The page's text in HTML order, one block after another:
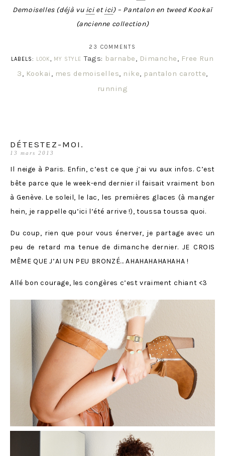
Demoiselles (déjà vu icietici) – Pantalon en tweed Kookaï
(ancienne collection)
23 COMMENTS
LABELS:
LOOK, MY STYLE Tags: barnabe, Dimanche, Free Run
3, Kookai , mes demoiselles, nike, pantalon carotte,
running
DÉTESTEZ-MOI.
13 mars 2013
Il neige à Paris. Enfin, c’est ce que j’ai vu aux infos. C’est
bête parce que le week-end dernier il faisait vraiment bon
à Genève. Le soleil, le lac, les premières glaces (à manger
hein, je rappelle qu’ici l’été arrive !), toussa toussa quoi.
Du coup, rien que pour vous énerver, je partage avec un
peu de retard ma tenue de dimanche dernier. JE CROIS
MÊME QUE J’AI UN PEU BRONZÉ… AHAHAHAHAHAHA !
Allé bon courage, les congères c’est vraiment chiant <3